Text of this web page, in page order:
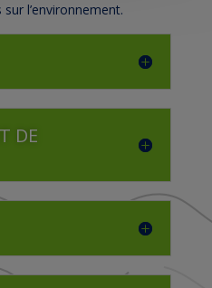
l’environnement.
DE